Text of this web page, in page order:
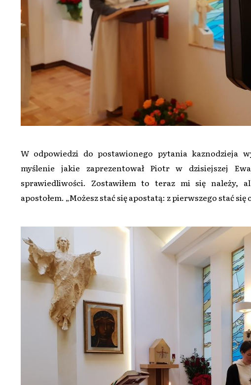
W odpowiedzi do postawionego pytania kaznodzieja
myślenie jakie zaprezentował Piotr w dzisiejszej
sprawiedliwości. Zostawiłem to teraz mi się należy,
apostołem. „Możesz stać się apostatą: z pierwszego stać